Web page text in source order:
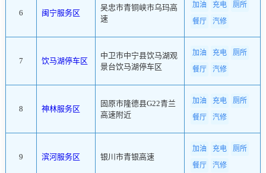
6 闽宁服务区
吴忠市青铜峡市乌玛高
速
加油 充电
厕所
餐厅
汽修
7 饮马湖停车区
中卫市中宁县饮马湖观
景台饮马湖停车区
加油 充电
厕所
餐厅
汽修
8 神林服务区
固原市隆德县G22青兰
高速附近
加油 充电
厕所
餐厅
汽修
9 滨河服务区 银川市青银高速
加油 充电
厕所
餐厅
汽修